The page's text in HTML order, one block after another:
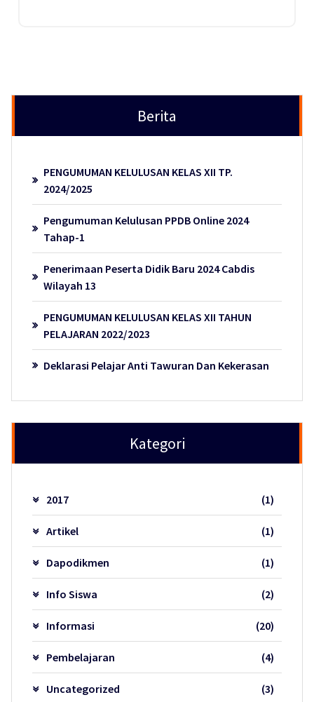
Berita
PENGUMUMAN KELULUSAN KELAS XII TP.
2024/2025
Pengumuman Kelulusan PPDB Online 2024
Tahap-1
Penerimaan Peserta Didik Baru 2024 Cabdis
Wilayah 13
PENGUMUMAN KELULUSAN KELAS XII TAHUN
PELAJARAN 2022/2023
Deklarasi Pelajar Anti Tawuran Dan Kekerasan
Kategori
2017 (1)
Artikel (1)
Dapodikmen (1)
Info Siswa (2)
Informasi (20)
Pembelajaran (4)
Uncategorized (3)